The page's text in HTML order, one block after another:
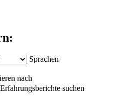
Sprachen
nach
Erfahrungsberichte suchen